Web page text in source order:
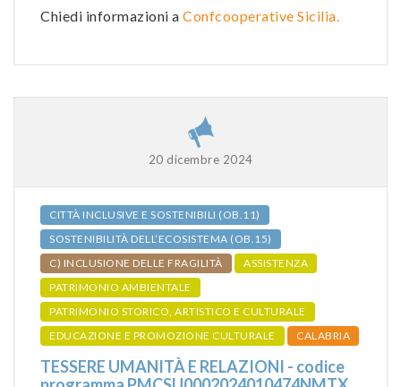
Chiedi informazioni a Confcooperative Sicilia.
20 dicembre 2024
CITTÀ INCLUSIVE E SOSTENIBILI (OB.11)
SOSTENIBILITÀ DELL’ECOSISTEMA (OB.15)
C) INCLUSIONE DELLE FRAGILITÀ
ASSISTENZA
PATRIMONIO AMBIENTALE
PATRIMONIO STORICO, ARTISTICO E CULTURALE
EDUCAZIONE E PROMOZIONE CULTURALE
CALABRIA
TESSERE UMANITÀ E RELAZIONI - codice